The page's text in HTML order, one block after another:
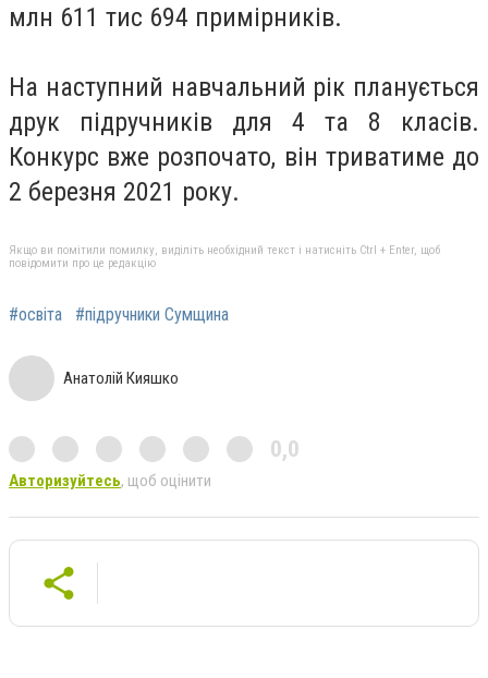
млн 611 тис 694 примірників.
На наступний навчальний рік планується
друк підручників для 4 та 8 класів.
Конкурс вже розпочато, він триватиме до
2 березня 2021 року.
Якщо ви помітили помилку, виділіть необхідний текст і натисніть Ctrl + Enter, щоб
повідомити про це редакцію
#освіта #підручники Сумщина
Анатолій Кияшко
0,0
Авторизуйтесь, щоб оцінити